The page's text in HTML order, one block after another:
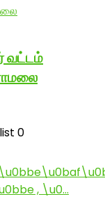
வட்டம்
0